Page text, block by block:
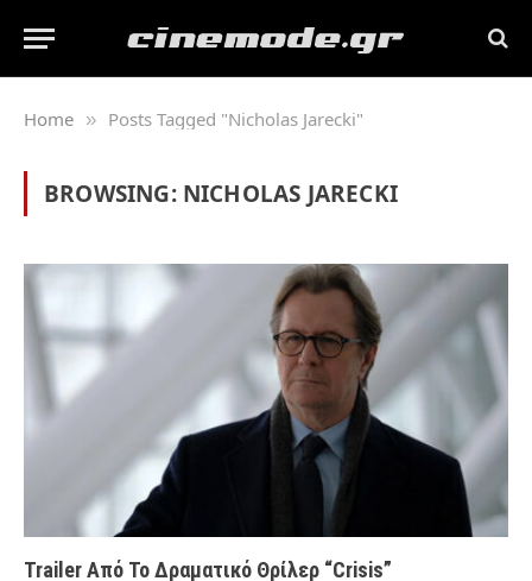
Home » Posts Tagged "Nicholas Jarecki"
BROWSING: NICHOLAS JARECKI
Trailer Από Το Δραματικό Θρίλερ “Crisis”